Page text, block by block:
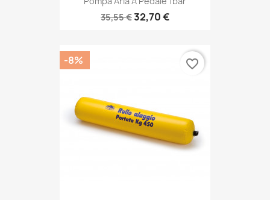
35,55 €32,70 €
-8% favorite_border